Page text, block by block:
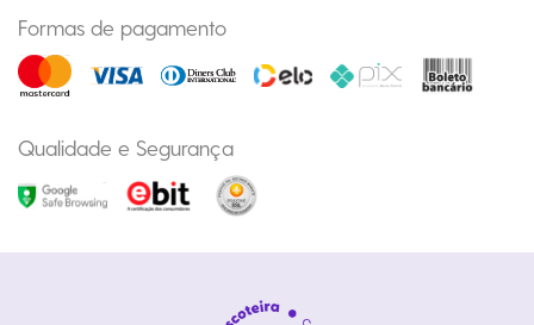
Formas de pagamento
Qualidade e Segurança